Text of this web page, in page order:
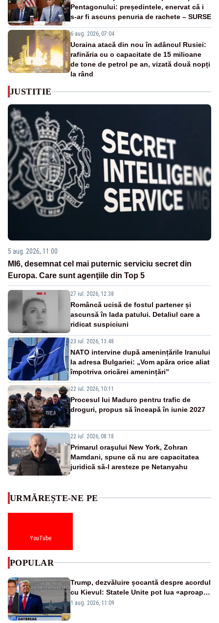
Pentagonului: președintele, enervat că i
s-ar fi ascuns penuria de rachete – SURSE
6 aug. 2026, 07:04
Ucraina atacă din nou în adâncul Rusiei:
rafinăria cu o capacitate de 15 milioane
de tone de petrol pe an, vizată două nopți
la rând
JUSTITIE
5 aug. 2026, 11:00
MI6, desemnat cel mai puternic serviciu secret din
Europa. Care sunt agenţiile din Top 5
27 iul. 2026, 12:38
Româncă ucisă de fostul partener și
ascunsă în lada patului. Detaliul care a
ridicat suspiciuni
23 iul. 2026, 13:48
NATO intervine după amenințările Iranului
la adresa Bulgariei: „Vom apăra orice aliat
împotriva oricărei amenințări”
22 iul. 2026, 10:11
Procesul lui Maduro pentru trafic de
droguri, propus să înceapă în iunie 2027
22 iul. 2026, 08:18
Primarul oraşului New York, Zohran
Mamdani, spune că nu are capacitatea
juridică să-l aresteze pe Netanyahu
URMĂREȘTE-NE PE
YouTube
POPULAR
Trump, dezvăluire șocantă despre acordul
cu Kievul: Statele Unite pot lua «aproape
tot ce vor» din minele Ucrainei”
1 aug. 2026, 11:09